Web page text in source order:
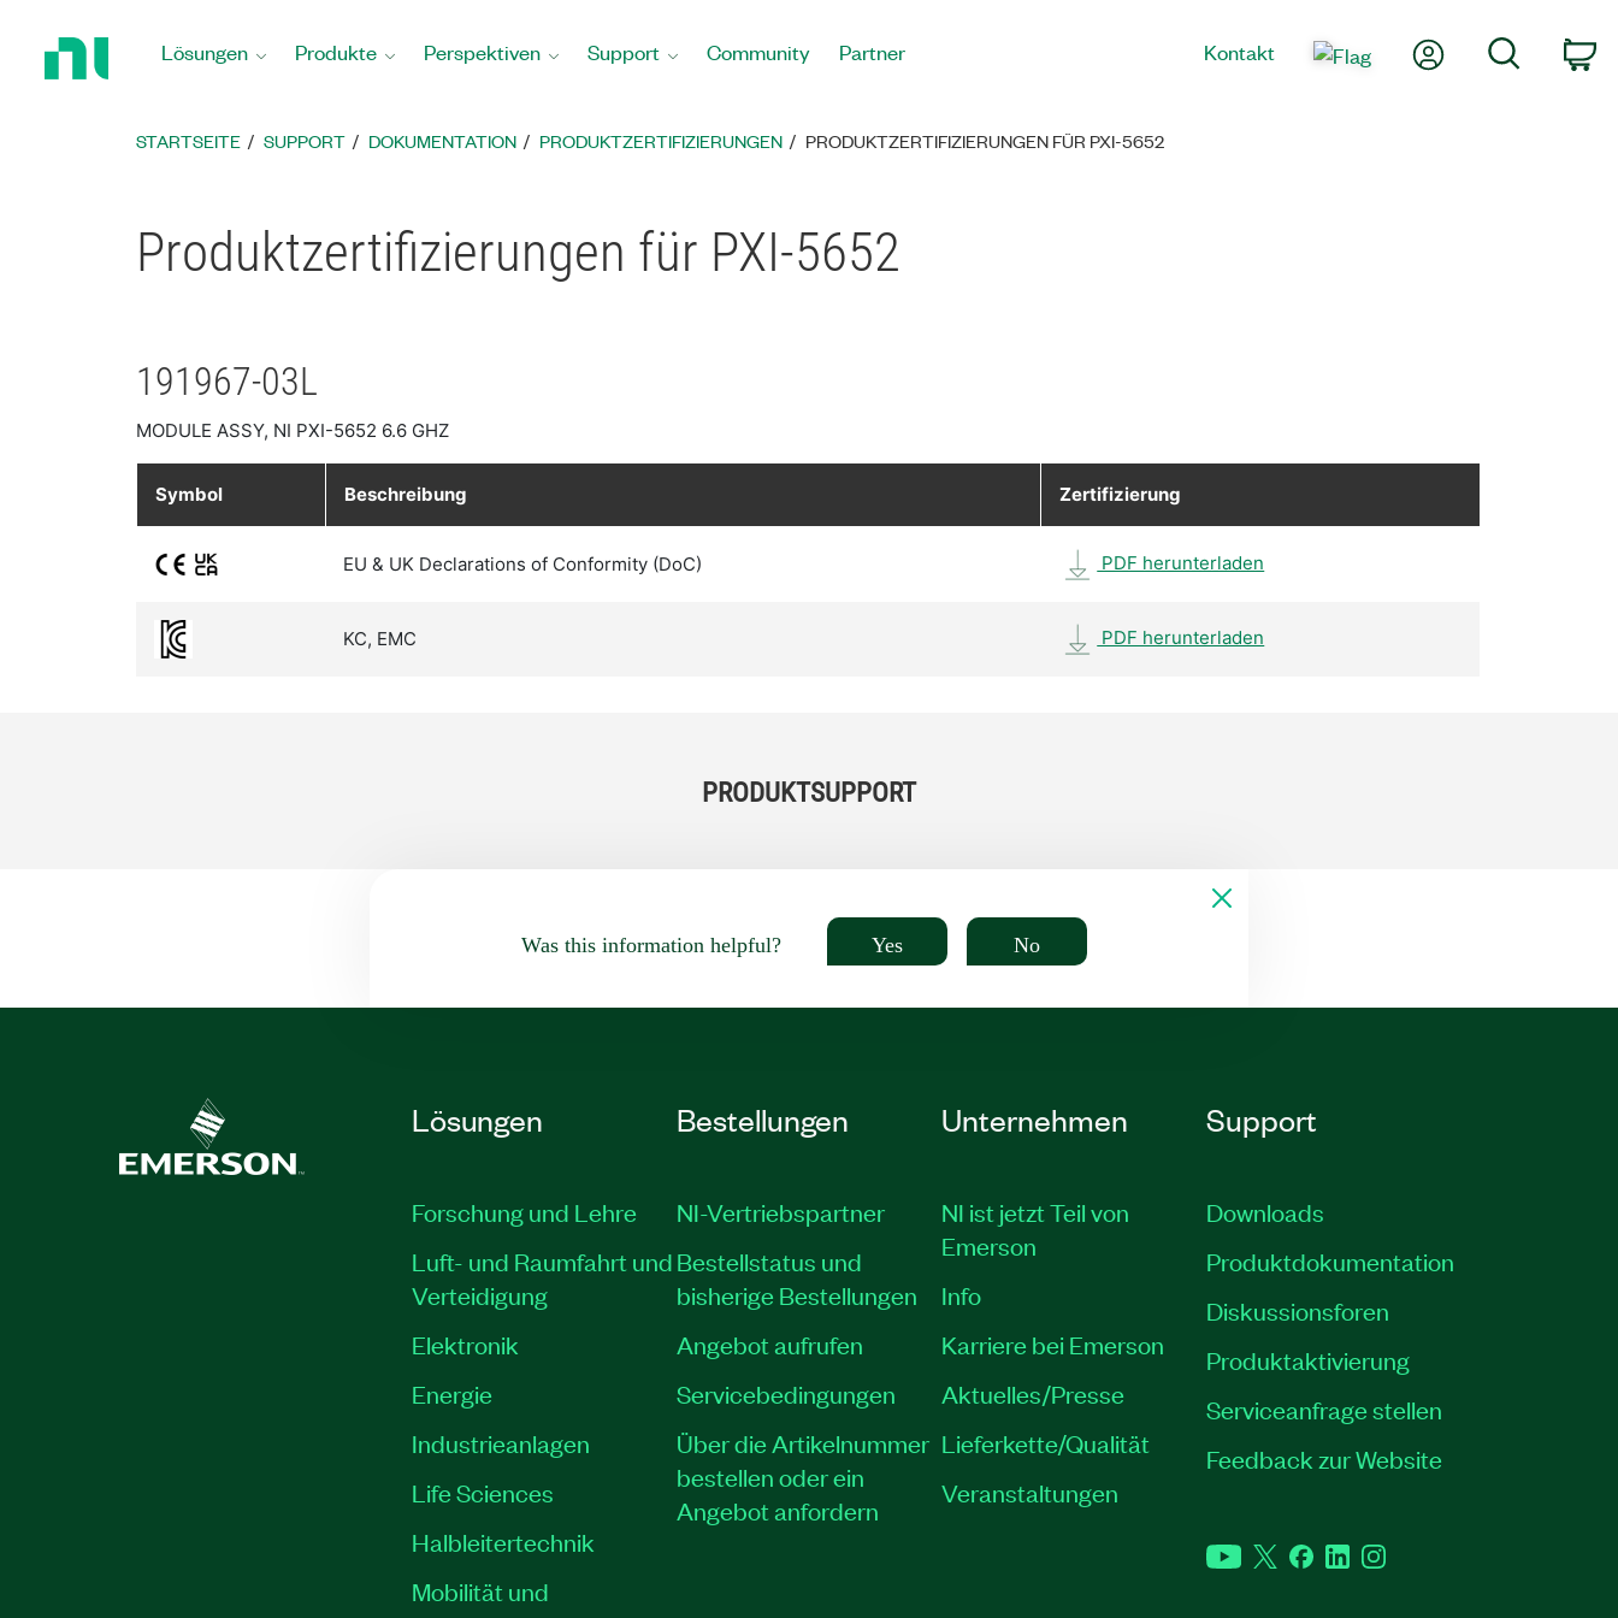
Startseite
Lösungen Produkte Perspektiven Support Community Partner Kontakt Mein KontoSuche
STARTSEITE SUPPORT DOKUMENTATION PRODUKTZERTIFIZIERUNGEN PRODUKTZERTIFIZIERUNGEN FÜR PXI-5652
Produktzertifizierungen für PXI-5652
191967-03L
MODULE ASSY, NI PXI-5652 6.6 GHZ
Symbol Beschreibung Zertifizierung
EU & UK Declarations of Conformity (DoC) PDF herunterladen
KC, EMC PDF herunterladen
PRODUKTSUPPORT
Was this information helpful? Yes No
Lösungen
Forschung und Lehre
Luft- und Raumfahrt und
Verteidigung
Elektronik
Energie
Industrieanlagen
Life Sciences
Halbleitertechnik
Mobilität und
Bestellungen
NI-Vertriebspartner
Bestellstatus und
bisherige Bestellungen
Angebot aufrufen
Servicebedingungen
Über die Artikelnummer
bestellen oder ein
Angebot anfordern
Unternehmen
NI ist jetzt Teil von
Emerson
Info
Karriere bei Emerson
Aktuelles/Presse
Lieferkette/Qualität
Veranstaltungen
Support
Downloads
Produktdokumentation
Diskussionsforen
Produktaktivierung
Serviceanfrage stellen
Feedback zur Website
YouTubeTwitterFacebookLinkedInInstagram